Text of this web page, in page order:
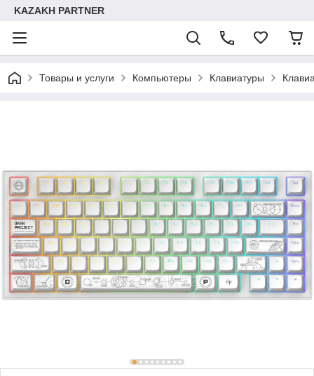
KAZAKH PARTNER
Товары и услуги Компьютеры Клавиатуры